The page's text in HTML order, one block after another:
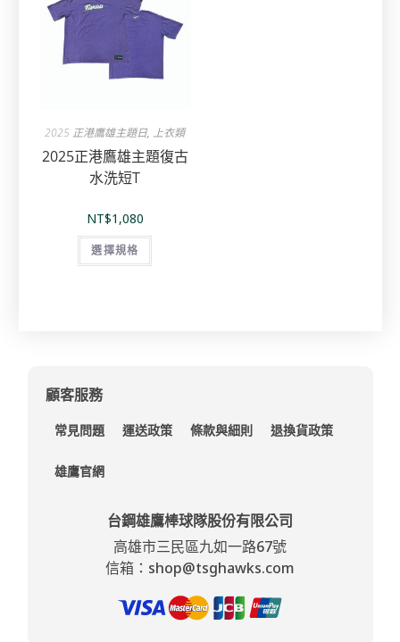
2025 正港鷹雄主題日, 上衣類
2025正港鷹雄主題復古
水洗短T
NT$1,080
選擇規格
顧客服務
常見問題 運送政策 條款與細則 退換貨政策
雄鷹官網
台鋼雄鷹棒球隊股份有限公司
高雄市三民區九如一路67號
信箱：shop@tsghawks.com